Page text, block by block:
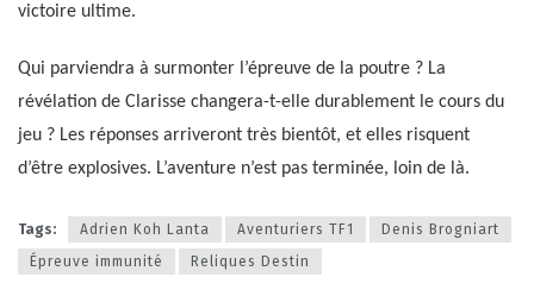
victoire ultime.
Qui parviendra à surmonter l’épreuve de la poutre ? La
révélation de Clarisse changera-t-elle durablement le cours du
jeu ? Les réponses arriveront très bientôt, et elles risquent
d’être explosives. L’aventure n’est pas terminée, loin de là.
Tags: Adrien Koh Lanta Aventuriers TF1
Denis Brogniart
Épreuve immunité
Reliques Destin